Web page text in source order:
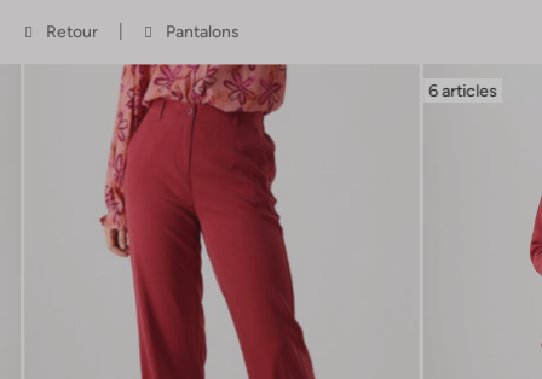
Retour Pantalons
6 articles